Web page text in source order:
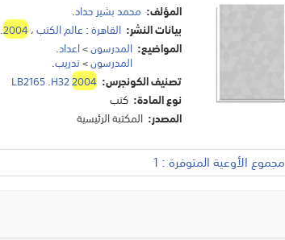
المؤلف: محمد بشير حداد.
بيانات النشر: القاهرة: عالم الكتب،2004
.
المواضيع: المدرسون>اعداد.
المدرسون>تدريب.
تصنيف الكونجرس:
LB2165 .H322004
نوع المادة: كتب
المصدر: المكتبة الرئيسية
مجموع الأوعية المتوفرة : 1